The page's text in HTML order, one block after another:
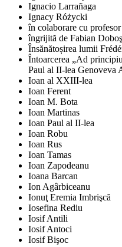
Ignacio Larrañaga
Ignacy Różycki
în colaborare cu
îngrijită de Fabian Doboş
Însănătoșirea lumii
Întoarcerea „Ad
Paul al II-lea Genoveva
Ioan al XXIII-lea
Ioan Ferent
Ioan M. Bota
Ioan Martinas
Ioan Paul al II-lea
Ioan Robu
Ioan Rus
Ioan Tamas
Ioan Zapodeanu
Ioana Barcan
Ion Agârbiceanu
Ionuţ Eremia Imbrişcă
Iosefina Rediu
Iosif Antili
Iosif Antoci
Iosif Bişoc